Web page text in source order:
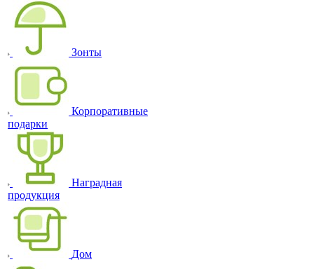
Зонты
Корпоративные
подарки
Наградная
продукция
Дом